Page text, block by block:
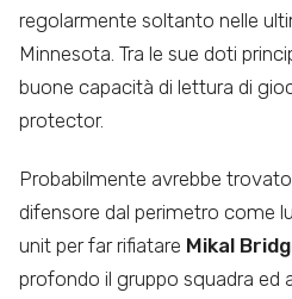
regolarmente soltanto nelle
Minnesota. Tra le sue doti
buone capacità di lettura di
protector.
Probabilmente avrebbe
difensore dal perimetro come
unit per far rifiatare Mikal
profondo il gruppo squadra ed